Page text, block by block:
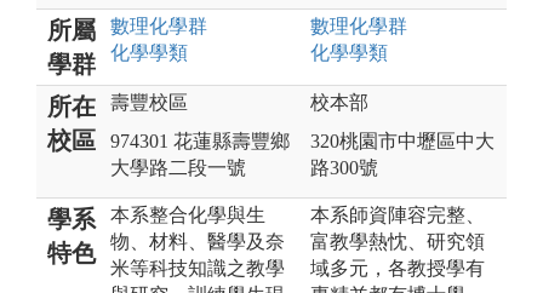
所屬
學群
數理化學群
化學學類
數理化學群
化學學類
所在
校區
壽豐校區
974301 花蓮縣壽豐鄉
大學路二段一號
校本部
320桃園市中壢區中大
路300號
學系
特色
本系整合化學與生
物、材料、醫學及奈
米等科技知識之教學
本系師資陣容完整、
富教學熱忱、研究領
域多元，各教授學有